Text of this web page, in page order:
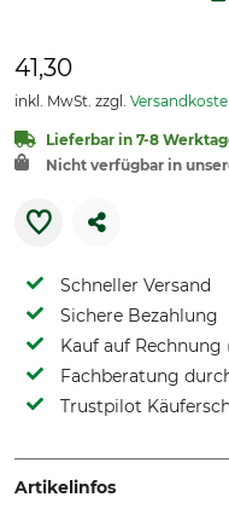
41,30
inkl. MwSt. zzgl.
Lieferbar in 7-8
Nicht verfügbar in
Schneller Versand
Sichere Bezahlung
Kauf auf
Fachberatung
Trustpilot
Artikelinfos